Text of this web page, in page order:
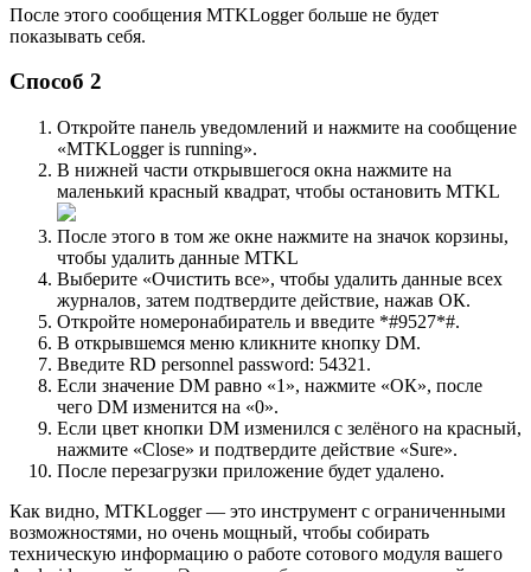
После этого сообщения MTKLogger больше не будет
показывать себя.
Способ 2
Откройте панель уведомлений и нажмите на сообщение
«MTKLogger is running».
В нижней части открывшегося окна нажмите на
маленький красный квадрат, чтобы остановить MTKL
После этого в том же окне нажмите на значок корзины,
чтобы удалить данные MTKL
Выберите «Очистить все», чтобы удалить данные всех
журналов, затем подтвердите действие, нажав ОК.
Откройте номеронабиратель и введите *#9527*#.
В открывшемся меню кликните кнопку DM.
Введите RD personnel password: 54321.
Если значение DM равно «1», нажмите «ОК», после
чего DM изменится на «0».
Если цвет кнопки DM изменился с зелёного на красный,
нажмите «Close» и подтвердите действие «Sure».
После перезагрузки приложение будет удалено.
Как видно, MTKLogger — это инструмент с ограниченными
возможностями, но очень мощный, чтобы собирать
техническую информацию о работе сотового модуля вашего